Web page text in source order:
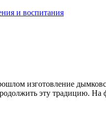
и воспитания
изготовление
эту традицию.